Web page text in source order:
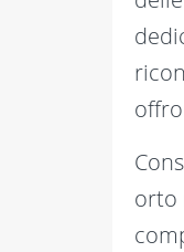
orto